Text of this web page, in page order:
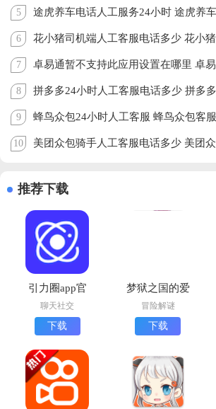
5
6
7
8
9 蜂鸟众包24小时人工客服 蜂鸟众包客
10
推荐下载
引力圈app官
方版最新版本
下载
(UniFans)
聊天社交
下载
梦狱之国的爱
丽丝手机版下
载(夢獄の国
的爱丽丝)
冒险解谜
下载